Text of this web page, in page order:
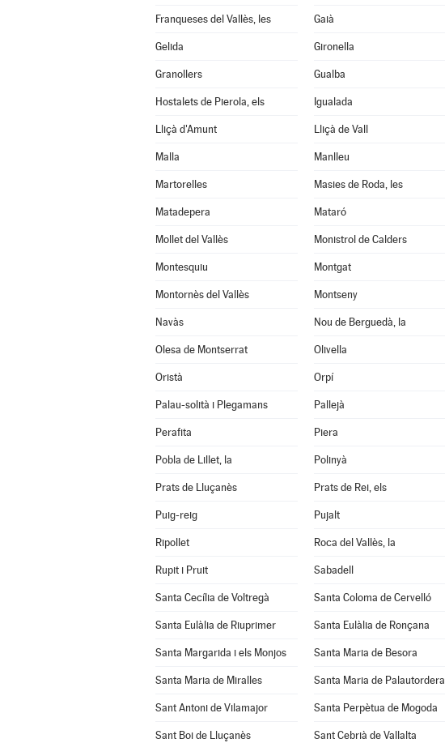
Franqueses del Vallès, les Gaià
Gelida Gironella
Granollers Gualba
Hostalets de Pierola, els Igualada
Lliçà d'Amunt Lliçà de Vall
Malla Manlleu
Martorelles Masies de Roda, les
Matadepera Mataró
Mollet del Vallès Monistrol de Calders
Montesquiu Montgat
Montornès del Vallès Montseny
Navàs Nou de Berguedà, la
Olesa de Montserrat Olivella
Oristà Orpí
Palau-solità i Plegamans Pallejà
Perafita Piera
Pobla de Lillet, la Polinyà
Prats de Lluçanès Prats de Rei, els
Puig-reig Pujalt
Ripollet Roca del Vallès, la
Rupit i Pruit Sabadell
Santa Cecília de Voltregà Santa Coloma de Cervelló
Santa Eulàlia de Riuprimer Santa Eulàlia de Ronçana
Santa Margarida i els Monjos Santa Maria de Besora
Santa Maria de Miralles Santa Maria de Palautordera
Sant Antoni de Vilamajor Santa Perpètua de Mogoda
Sant Boi de Lluçanès Sant Cebrià de Vallalta